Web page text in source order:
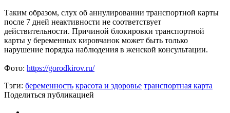
Таким образом, слух об аннулировании транспортной карты
после 7 дней неактивности не соответствует
действительности. Причиной блокировки транспортной
карты у беременных кировчанок может быть только
нарушение порядка наблюдения в женской консультации.
Фото: https://gorodkirov.ru/
Тэги: беременность красота и здоровье транспортная карта
Поделиться публикацией